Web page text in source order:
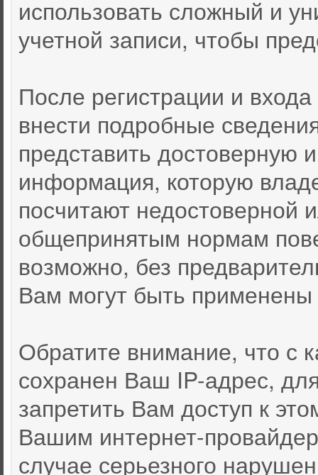
использовать сложный и
учетной записи, чтобы
После регистрации и
внести подробные
представить
информация, которую
посчитают недостоверной
общепринятым нормам
возможно, без
Вам могут быть
Обратите внимание, что с
сохранен Ваш IP-адрес,
запретить Вам доступ к
Вашим интернет-
случае серьезного